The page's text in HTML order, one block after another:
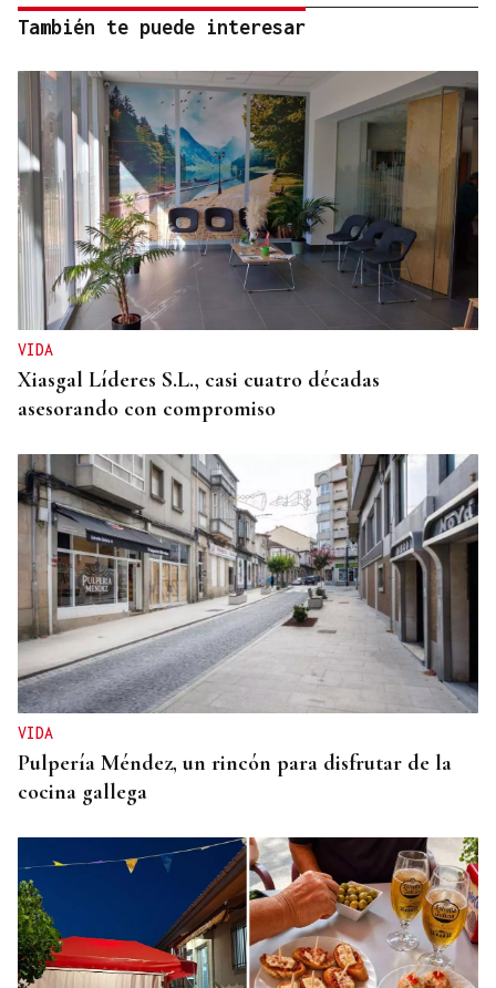
También te puede interesar
VIDA
Xiasgal Líderes S.L., casi cuatro décadas
asesorando con compromiso
VIDA
Pulpería Méndez, un rincón para disfrutar de la
cocina gallega